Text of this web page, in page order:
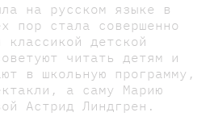
на русском языке в
пор стала совершенно
классикой детской
читать детям и
в школьную программу,
а саму Марию
Астрид Линдгрен.